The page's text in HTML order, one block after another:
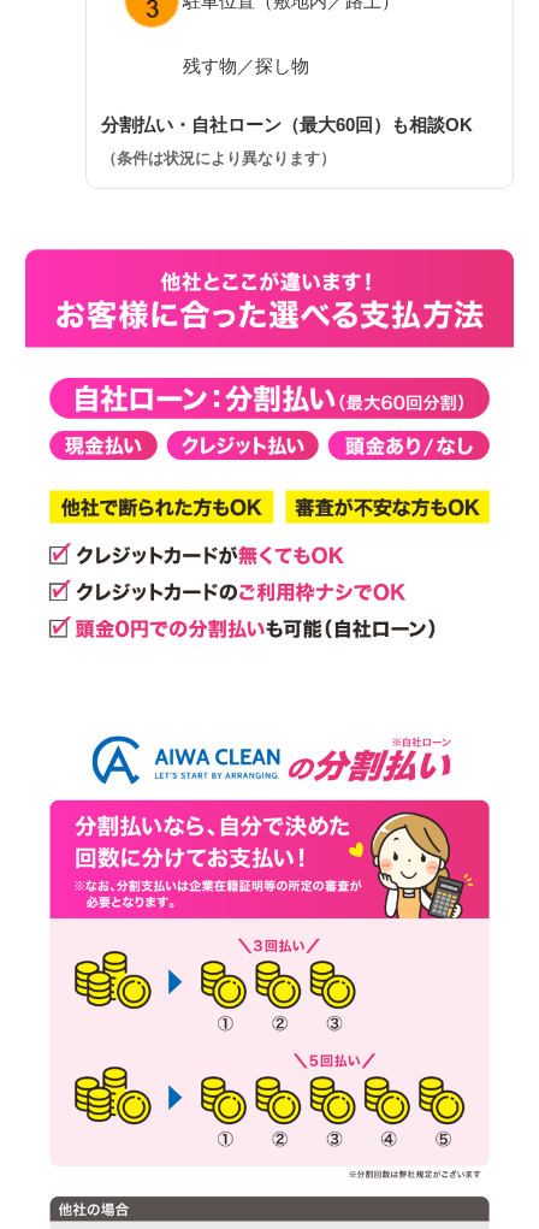
残す物／探し物
分割払い・自社ローン（最大60回）も相談OK
（条件は状況により異なります）